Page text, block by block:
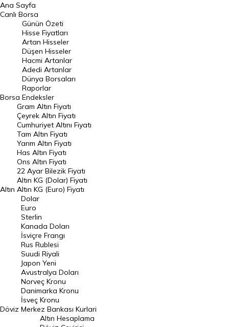
BIST 100 Hisseleri
En Çok Artan Hisseler
En Çok Düşen Hisseler
Hacmi Artanlar
Geçmiş Kapanışlar
Dünya Borsaları
Raporlar
Endeksler
DÖVİZ
Döviz Kuru
Dolar Kuru
Euro Kuru
Pound Kuru
Frank Kuru
Riyal Kuru
Avustralya Doları
Danimarka Kronu Kuru
Kanada Doları Kuru
Norveç Kronu Kuru
Ana Sayfa
Canlı Borsa
Borsa
Günün Özeti
Hisse Fiyatları
Artan Hisseler
Düşen Hisseler
Hacmi Artanlar
Adedi Artanlar
Dünya Borsaları
Raporlar
Endeksler
Altın
Gram Altın Fiyatı
Çeyrek Altın Fiyatı
Cumhuriyet Altını Fiyatı
Tam Altın Fiyatı
Yarım Altın Fiyatı
Has Altın Fiyatı
Ons Altın Fiyatı
22 Ayar Bilezik Fiyatı
Altın KG (Dolar) Fiyatı
Altın KG (Euro) Fiyatı
Döviz
Dolar
Euro
Sterlin
Kanada Doları
İsviçre Frangı
Rus Rublesi
Suudi Riyali
Japon Yeni
Avustralya Doları
Norveç Kronu
Danimarka Kronu
İsveç Kronu
Merkez Bankası Kurlari
Altın Hesaplama